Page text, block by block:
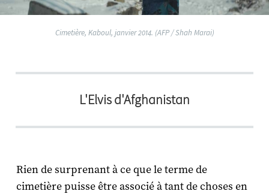
Cimetière, Kaboul, janvier 2014. (AFP / Shah Marai)
L'Elvis d'Afghanistan
Rien de surprenant à ce que le terme de
cimetière puisse être associé à tant de choses en